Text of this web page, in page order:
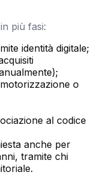
più fasi:
identità digitale;
o
al codice
anche per
tramite chi